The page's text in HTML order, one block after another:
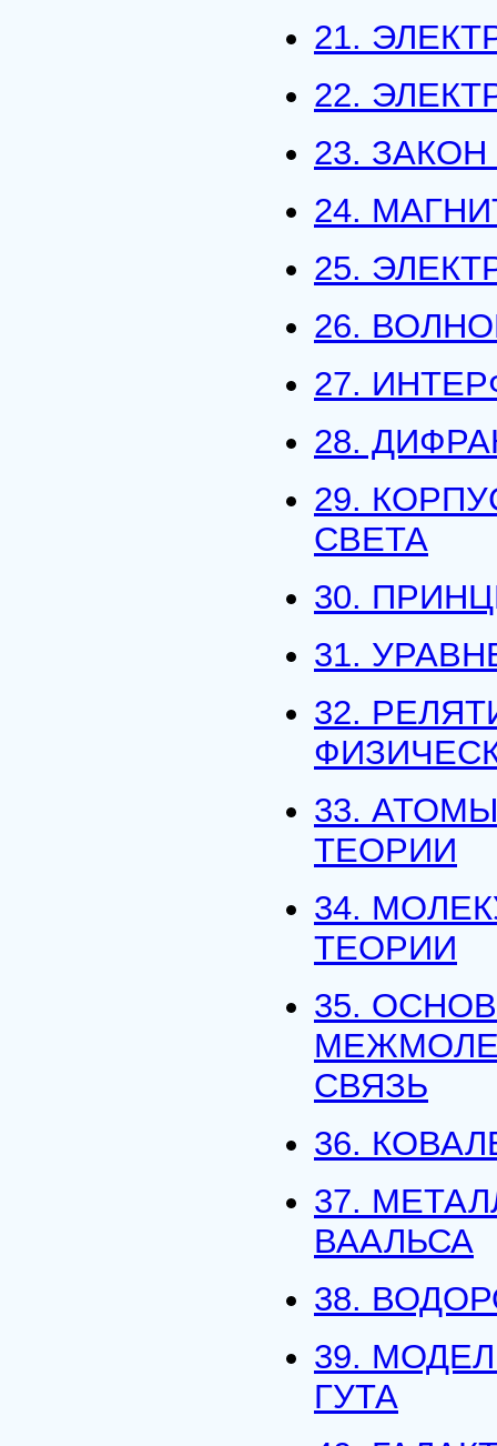
21.
22.
23.
24.
25.
26.
27.
28.
29.
СВЕТА
30.
31.
32.
33.
ТЕОРИИ
34.
ТЕОРИИ
35.
СВЯЗЬ
36.
37.
ВААЛЬСА
38.
39.
ГУТА